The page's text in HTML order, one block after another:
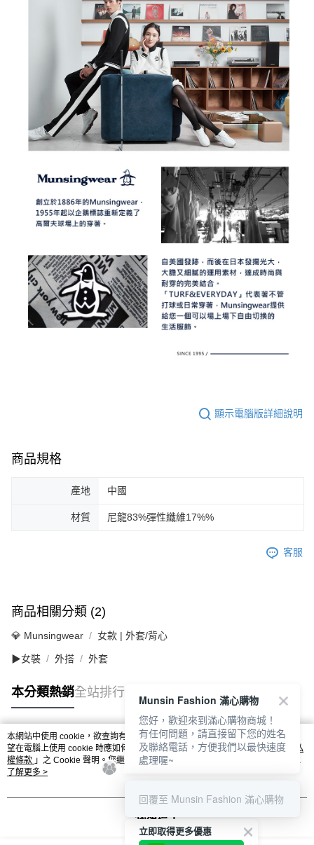
顯示電腦版詳細說明
商品規格
產地 中國
材質 尼龍83%彈性纖維17%%
客服
商品相關分類 (2)
💎 Munsingwear 女款 | 外套/背心
▶女裝 外搭 外套
本分類熱銷全站排行
熱門標籤
本網站中使用 cookie，欲查詢有關本網站使用 cookie 方式之詳情，及若您不希
望在電腦上使用 cookie 時應如何變更電腦的 cookie 設定，請參閱本網站「
隱私
權條款 」之 Cookie 聲明。您繼續使用本網站即表示您同意本公司得按本網站使
用條款之 Cookie 聲明使用 cookie。
了解更多 >
我知道了
立即取得更多優惠
Munsin Fashion 滿心購物
您好，歡迎來到滿心購物商城！
有任何問題，請直接留下您的姓名
及聯絡電話，方便我們以最快速度
處理喔~
回覆至 Munsin Fashion 滿心購物